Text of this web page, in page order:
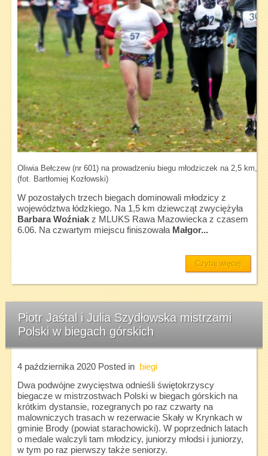
Oliwia Bełczew (nr 601) na prowadzeniu biegu młodziczek na 2,5 km,
(fot. Bartłomiej Kozłowski)
W pozostałych trzech biegach dominowali młodzicy z
województwa łódzkiego. Na 1,5 km dziewcząt zwyciężyła
Barbara Woźniakz MLUKS Rawa Mazowiecka z czasem
6.06. Na czwartym miejscu finiszowała Małgor...
Czytaj więcej
Piotr Jaśtal i Julia Szydłowska mistrzami
Polski w biegach górskich
4 października 2020Posted in
biegi
Dwa podwójne zwycięstwa odnieśli świętokrzyscy
biegacze w mistrzostwach Polski w biegach górskich na
krótkim dystansie, rozegranych po raz czwarty na
malowniczych trasach w rezerwacie Skały w Krynkach w
gminie Brody (powiat starachowicki). W poprzednich latach
o medale walczyli tam młodzicy, juniorzy młodsi i juniorzy,
w tym po raz pierwszy także seniorzy.